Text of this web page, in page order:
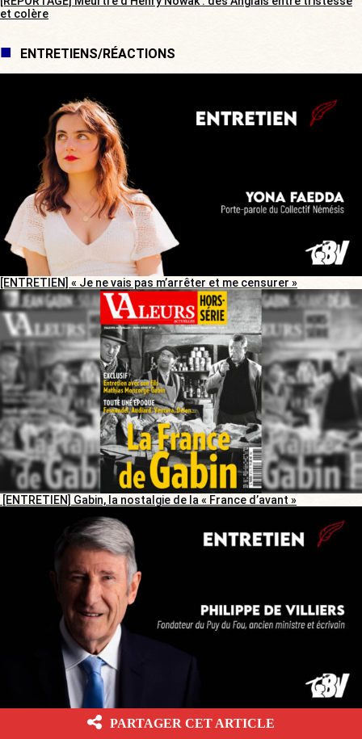
et colère
ENTRETIENS/RÉACTIONS
[ENTRETIEN] « Je ne vais pas m’arrêter et me censurer »
[ENTRETIEN] Gabin, la nostalgie de la « France d’avant »
« Macron, une sorte de petit Turreau en Playmobil, et
Mélenchon, le Robespierre en keffieh »PARTAGER CET ARTICLE